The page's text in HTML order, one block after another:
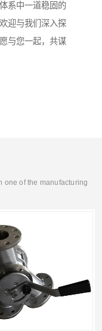
系中一道稳固的
迎与我们深入探
与您一起，共谋
one of the manufacturing